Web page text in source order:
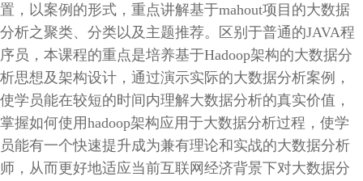
置，以案例的形式，重点讲解基于mahout项目的大数据
分析之聚类、分类以及主题推荐。区别于普通的JAVA程
序员，本课程的重点是培养基于Hadoop架构的大数据分
析思想及架构设计，通过演示实际的大数据分析案例，
使学员能在较短的时间内理解大数据分析的真实价值，
掌握如何使用hadoop架构应用于大数据分析过程，使学
员能有一个快速提升成为兼有理论和实战的大数据分析
师，从而更好地适应当前互联网经济背景下对大数据分